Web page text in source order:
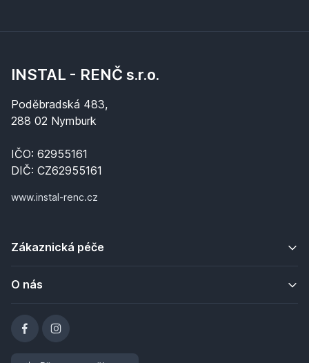
INSTAL - RENČ s.r.o.
Poděbradská 483,
288 02 Nymburk
IČO: 62955161
DIČ: CZ62955161
www.instal-renc.cz
Zákaznická péče
O nás